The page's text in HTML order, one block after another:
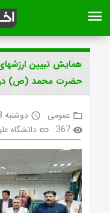
menu
همایش تبیین
حضرت محمد (ص) در
folder_open عمومی access_time دوشنبه 23 بهمن 1402 ساعت 10:6
visibility
367
link دانشگاه